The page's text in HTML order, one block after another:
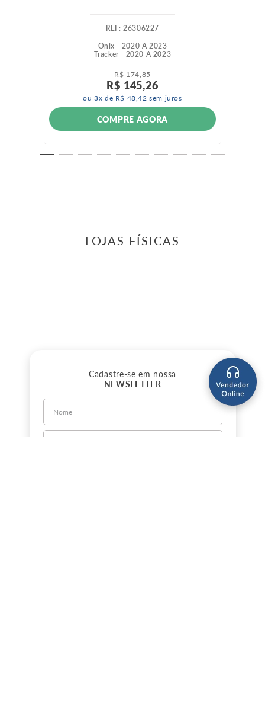
:26306227
Onix - 2020 A 2023
Tracker - 2020 A 2023
R$ 174,85
R$ 145,26
ou3x de R$ 48,42 sem juros
COMPRE AGORA
LOJAS FÍSICAS
Cadastre-se em nossa
NEWSLETTER